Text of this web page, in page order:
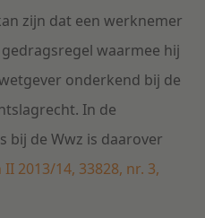
zijn dat een werknemer
waarmee hij
onderkend bij de
In de
bij de Wwz is daarover
2013/14, 33828, nr. 3,